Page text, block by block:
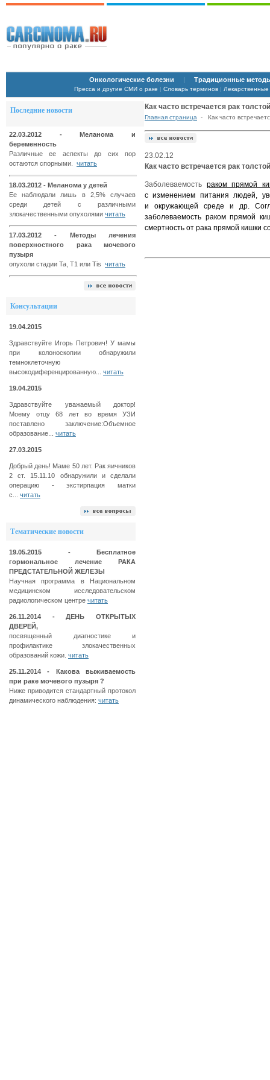
Онкологические болезни | Традиционные
Пресса и другие СМИ о раке | Словарь терминов| Лекарственные
Последние новости
22.03.2012 - Меланома и
беременность
Различные ее аспекты до сих пор
остаются спорными. читать
18.03.2012 - Меланома у детей
Ее наблюдали лишь в 2,5% случаев
среди детей с различными
злокачественными опухолями читать
17.03.2012 - Методы лечения
поверхностного рака мочевого
пузыря
опухоли стадии Ta, T1 или Tis читать
Консультации
19.04.2015
Здравствуйте Игорь Петрович! У мамы
при колоноскопии обнаружили
темноклеточную
высокодиференцированную... читать
19.04.2015
Здравствуйте уважаемый доктор!
Моему отцу 68 лет во время УЗИ
поставлено заключение:Объемное
образование... читать
27.03.2015
Добрый день! Маме 50 лет. Рак яичников
2 ст. 15.11.10 обнаружили и сделали
операцию - экстирпация матки
с... читать
Тематические новости
19.05.2015 - Бесплатное
гормональное лечение РАКА
ПРЕДСТАТЕЛЬНОЙ ЖЕЛЕЗЫ
Научная программа в Национальном
медицинском исследовательском
радиологическом центре читать
26.11.2014 - ДЕНЬ ОТКРЫТЫХ
ДВЕРЕЙ,
посвященный диагностике и
профилактике злокачественных
образований кожи. читать
25.11.2014 - Какова выживаемость
при раке мочевого пузыря ?
Ниже приводится стандартный протокол
динамического наблюдения: читать
Как часто встречается рак
Главная страница - Как часто
23.02.12
Как часто встречается рак
Заболеваемость раком прямой
с изменением питания людей,
и окружающей среде и др.
заболеваемость раком прямой
смертность от рака прямой кишки